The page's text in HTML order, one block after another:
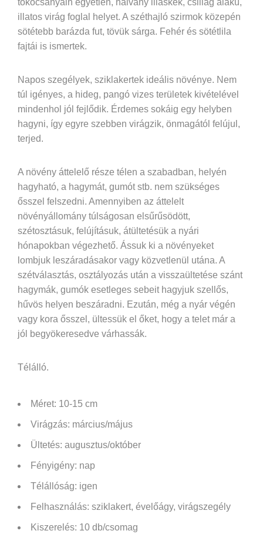
tőkocsányain egyetlen, halvány liláskék, csillag alakú,
illatos virág foglal helyet. A széthajló szirmok közepén
sötétebb barázda fut, tövük sárga. Fehér és sötétlila
fajtái is ismertek.
Napos szegélyek, sziklakertek ideális növénye. Nem
túl igényes, a hideg, pangó vizes területek kivételével
mindenhol jól fejlődik. Érdemes sokáig egy helyben
hagyni, így egyre szebben virágzik, önmagától felújul,
terjed.
A növény áttelelő része télen a szabadban, helyén
hagyható, a hagymát, gumót stb. nem szükséges
ősszel felszedni. Amennyiben az áttelelt
növényállomány túlságosan elsűrűsödött,
szétosztásuk, felújításuk, átültetésük a nyári
hónapokban végezhető. Ássuk ki a növényeket
lombjuk leszáradásakor vagy közvetlenül utána. A
szétválasztás, osztályozás után a visszaültetése szánt
hagymák, gumók esetleges sebeit hagyjuk szellős,
hűvös helyen beszáradni. Ezután, még a nyár végén
vagy kora ősszel, ültessük el őket, hogy a telet már a
jól begyökeresedve várhassák.
Télálló.
Méret: 10-15 cm
Virágzás: március/május
Ültetés: augusztus/október
Fényigény: nap
Télállóság: igen
Felhasználás: sziklakert, évelőágy, virágszegély
Kiszerelés: 10 db/csomag